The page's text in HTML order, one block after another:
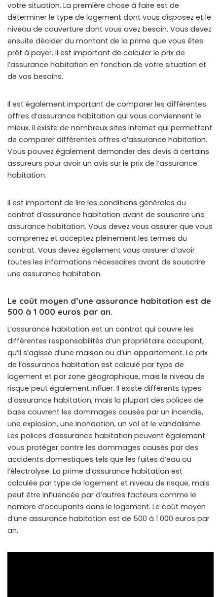
votre situation. La première chose à faire est de
déterminer le type de logement dont vous disposez et le
niveau de couverture dont vous avez besoin. Vous devez
ensuite décider du montant de la prime que vous êtes
prêt à payer. Il est important de calculer le prix de
l’assurance habitation en fonction de votre situation et
de vos besoins.
Il est également important de comparer les différentes
offres d’assurance habitation qui vous conviennent le
mieux. Il existe de nombreux sites Internet qui permettent
de comparer différentes offres d’assurance habitation.
Vous pouvez également demander des devis à certains
assureurs pour avoir un avis sur le prix de l’assurance
habitation.
Il est important de lire les conditions générales du
contrat d’assurance habitation avant de souscrire une
assurance habitation. Vous devez vous assurer que vous
comprenez et acceptez pleinement les termes du
contrat. Vous devez également vous assurer d’avoir
toutes les informations nécessaires avant de souscrire
une assurance habitation.
Le coût moyen d’une assurance habitation est de
500 à 1 000 euros par an.
L’assurance habitation est un contrat qui couvre les
différentes responsabilités d’un propriétaire occupant,
qu’il s’agisse d’une maison ou d’un appartement. Le prix
de l’assurance habitation est calculé par type de
logement et par zone géographique, mais le niveau de
risque peut également influer. Il existe différents types
d’assurance habitation, mais la plupart des polices de
base couvrent les dommages causés par un incendie,
une explosion, une inondation, un vol et le vandalisme.
Les polices d’assurance habitation peuvent également
vous protéger contre les dommages causés par des
accidents domestiques tels que les fuites d’eau ou
l’électrolyse. La prime d’assurance habitation est
calculée par type de logement et niveau de risque, mais
peut être influencée par d’autres facteurs comme le
nombre d’occupants dans le logement. Le coût moyen
d’une assurance habitation est de 500 à 1 000 euros par
an.